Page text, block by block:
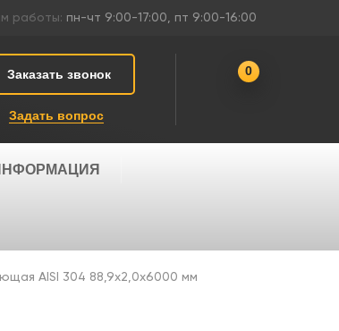
работы: пн-чт 9:00-17:00, пт 9:00-16:00
Заказать звонок
Задать вопрос
0
AISI 304 88,9х2,0х6000 мм